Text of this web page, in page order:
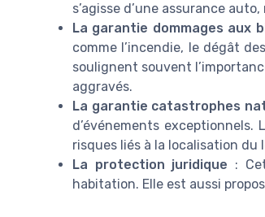
s’agisse d’une assurance
La garantie dommages aux
comme l’incendie, le dégât
soulignent souvent
aggravés.
La garantie catastrophes
d’événements
risques liés à la localisation du
La protection juridique :
habitation. Elle est aussi